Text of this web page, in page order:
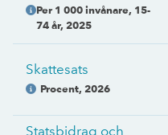
Per 1 000 invånare, 15-
74 år,2025
Skattesats
Procent, 2026
Statsbidrag och